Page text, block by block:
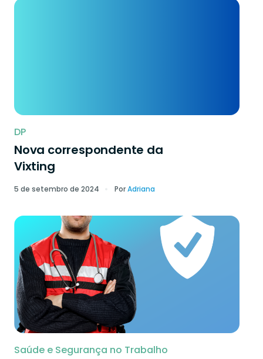
DP
Nova correspondente da
Vixting
5 de setembro de 2024 PorAdriana
Saúde e Segurança no Trabalho